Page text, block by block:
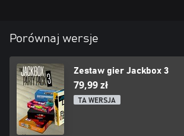
Porównaj wersje
Zestaw gier Jackbox 3
79,99 zł
TA WERSJA